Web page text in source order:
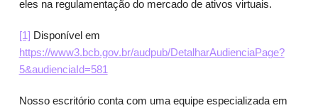
eles na regulamentação do mercado de ativos virtuais.
[1] Disponível em
https://www3.bcb.gov.br/audpub/DetalharAudienciaPage?
5&audienciaId=581
Nosso escritório conta com uma equipe especializada em